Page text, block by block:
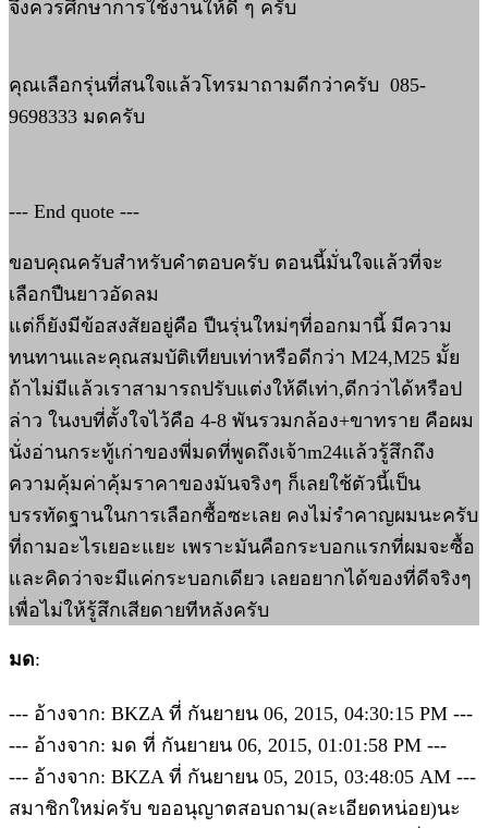
จึงควรศึกษาการใช้งานให้ดี ๆ ครับ
คุณเลือกรุ่นที่สนใจแล้วโทรมาถามดีกว่าครับ 085-
9698333 มดครับ
--- End quote ---
ขอบคุณครับสำหรับคำตอบครับ ตอนนี้มั่นใจแล้วที่จะ
เลือกปืนยาวอัดลม
แต่ก็ยังมีข้อสงสัยอยู่คือ ปืนรุ่นใหม่ๆที่ออกมานี้ มีความ
ทนทานและคุณสมบัติเทียบเท่าหรือดีกว่า M24,M25 มั้ย
ถ้าไม่มีแล้วเราสามารถปรับแต่งให้ดีเท่า,ดีกว่าได้หรือป
ล่าว ในงบที่ตั้งใจไว้คือ 4-8 พันรวมกล้อง+ขาทราย คือผม
นั่งอ่านกระทู้เก่าของพี่มดที่พูดถึงเจ้าm24แล้วรู้สึกถึง
ความคุ้มค่าคุ้มราคาของมันจริงๆ ก็เลยใช้ตัวนี้เป็น
บรรทัดฐานในการเลือกซื้อซะเลย คงไม่รำคาญผมนะครับ
ที่ถามอะไรเยอะแยะ เพราะมันคือกระบอกแรกที่ผมจะซื้อ
และคิดว่าจะมีแค่กระบอกเดียว เลยอยากได้ของที่ดีจริงๆ
เพื่อไม่ให้รู้สึกเสียดายทีหลังครับ
มด:
--- อ้างจาก: BKZA ที่ กันยายน 06, 2015, 04:30:15 PM ---
--- อ้างจาก: มด ที่ กันยายน 06, 2015, 01:01:58 PM ---
--- อ้างจาก: BKZA ที่ กันยายน 05, 2015, 03:48:05 AM ---
สมาชิกใหม่ครับ ขออนุญาตสอบถาม(ละเอียดหน่อย)นะ